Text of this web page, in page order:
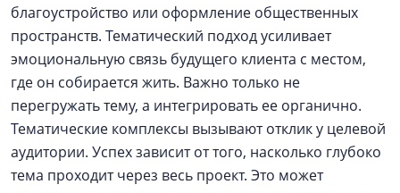
благоустройство или оформление общественных
пространств. Тематический подход усиливает
эмоциональную связь будущего клиента с местом,
где он собирается жить. Важно только не
перегружать тему, а интегрировать ее органично.
Тематические комплексы вызывают отклик у целевой
аудитории. Успех зависит от того, насколько глубоко
тема проходит через весь проект. Это может